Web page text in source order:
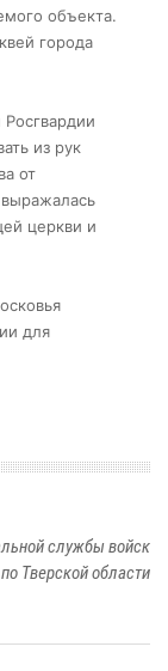
объекта.
города
из рук
от
церкви и
для
службы войск
Тверской области